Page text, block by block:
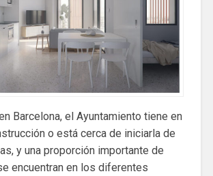
Barcelona, ​​el Ayuntamiento tiene en
o está cerca de iniciarla de
y una proporción importante de
encuentran en los diferentes